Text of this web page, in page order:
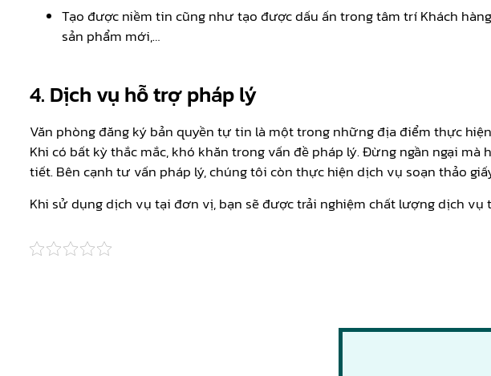
Tạo được niềm tin cũng như tạo được dấu ấn trong tâm trí Khách
sản phẩm mới,…
4. Dịch vụ hỗ trợ pháp lý
Văn phòng đăng ký bản quyền tự tin là một trong những địa điểm thực
Khi có bất kỳ thắc mắc, khó khăn trong vấn đề pháp lý. Đừng ngần ngại
tiết. Bên cạnh tư vấn pháp lý, chúng tôi còn thực hiện dịch vụ soạn thảo
Khi sử dụng dịch vụ tại đơn vị, bạn sẽ được trải nghiệm chất lượng dịch